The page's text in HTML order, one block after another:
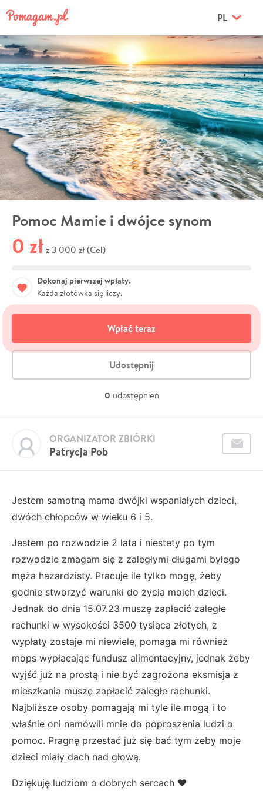
PL
Pomoc Mamie i dwójce synom
0 zł z 3 000 zł (Cel)
Dokonaj pierwszej wpłaty.
Każda złotówka się liczy.
Wpłać teraz
Udostępnij
0 udostępnień
Patrycja Pob
ORGANIZATOR ZBIÓRKI
Jestem samotną mama dwójki wspaniałych dzieci,
dwóch chłopców w wieku 6 i 5.
Jestem po rozwodzie 2 lata i niestety po tym
rozwodzie zmagam się z zaległymi długami byłego
męża hazardzisty. Pracuje ile tylko mogę, żeby
godnie stworzyć warunki do życia moich dzieci.
Jednak do dnia 15.07.23 muszę zapłacić zaległe
rachunki w wysokości 3500 tysiąca złotych, z
wypłaty zostaje mi niewiele, pomaga mi również
mops wypłacając fundusz alimentacyjny, jednak żeby
wyjść już na prostą i nie być zagrożona eksmisja z
mieszkania muszę zapłacić zaległe rachunki.
Najbliższe osoby pomagają mi tyle ile mogą i to
właśnie oni namówili mnie do poproszenia ludzi o
pomoc. Pragnę przestać już się bać tym żeby moje
dzieci miały dach nad głową.
Dziękuję ludziom o dobrych sercach ❤️